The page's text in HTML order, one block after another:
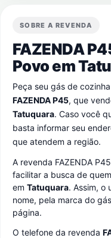
SOBRE A REVENDA
FAZENDA
Povo em
Peça seu gás de
FAZENDA P45, que
Tatuquara. Caso você
basta informar seu
que atendem a região.
A revenda FAZENDA
facilitar a busca de
em Tatuquara. Assim, o
nome, pela marca do
página.
O telefone da revenda